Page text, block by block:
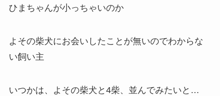
ひまちゃんが小っちゃいのか
よその柴犬にお会いしたことが無いのでわからな
い飼い主
いつかは、よその柴犬と4柴、並んでみたいと…